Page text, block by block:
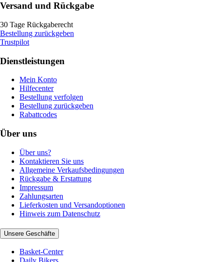
Versand und Rückgabe
30 Tage Rückgaberecht
Bestellung zurückgeben
Trustpilot
Dienstleistungen
Mein Konto
Hilfecenter
Bestellung verfolgen
Bestellung zurückgeben
Rabattcodes
Über uns
Über uns?
Kontaktieren Sie uns
Allgemeine Verkaufsbedingungen
Rückgabe & Erstattung
Impressum
Zahlungsarten
Lieferkosten und Versandoptionen
Hinweis zum Datenschutz
Unsere Geschäfte
Basket-Center